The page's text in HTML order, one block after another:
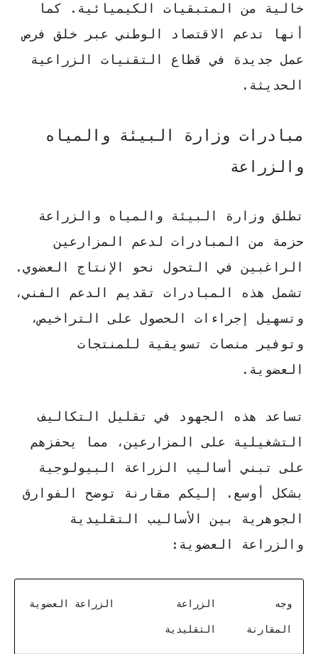
خالية من المتبقيات الكيميائية. كما
أنها تدعم الاقتصاد الوطني عبر خلق فرص
عمل جديدة في قطاع التقنيات الزراعية
الحديثة.
مبادرات وزارة البيئة والمياه
والزراعة
تطلق وزارة البيئة والمياه والزراعة
حزمة من المبادرات لدعم المزارعين
الراغبين في التحول نحو الإنتاج العضوي.
تشمل هذه المبادرات تقديم الدعم الفني،
وتسهيل إجراءات الحصول على التراخيص،
وتوفير منصات تسويقية للمنتجات
العضوية.
تساعد هذه الجهود في تقليل التكاليف
التشغيلية على المزارعين، مما يحفزهم
على تبني أساليب
الزراعة البيولوجية
بشكل أوسع. إليكم مقارنة توضح الفوارق
الجوهرية بين الأساليب التقليدية
والزراعة العضوية:
وجه
المقارنة
الزراعة
التقليدية
الزراعة العضوية